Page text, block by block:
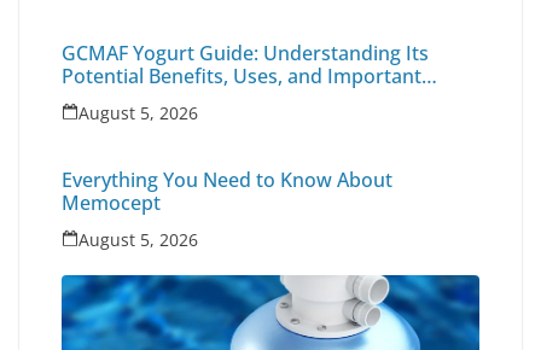
GCMAF Yogurt Guide: Understanding Its
Potential Benefits, Uses, and Important
Health Factors
August 5, 2026
Everything You Need to Know About
Memocept
August 5, 2026